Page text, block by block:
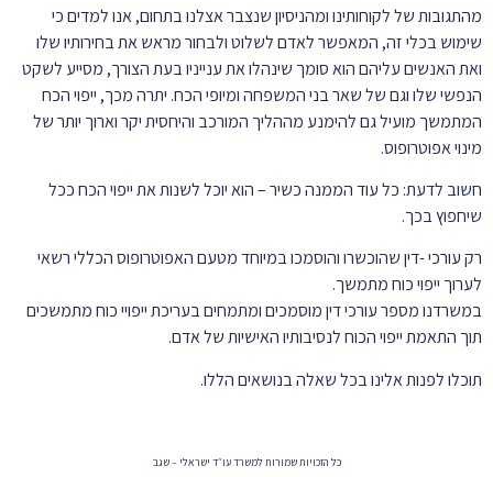
מהתגובות של לקוחותינו ומהניסיון שנצבר אצלנו בתחום, אנו למדים כי
שימוש בכלי זה, המאפשר לאדם לשלוט ולבחור מראש את בחירותיו שלו
ואת האנשים עליהם הוא סומך שינהלו את ענייניו בעת הצורך, מסייע לשקט
הנפשי שלו וגם של שאר בני המשפחה ומיופי הכח. יתרה מכך, ייפוי הכח
המתמשך מועיל גם להימנע מההליך המורכב והיחסית יקר וארוך יותר של
מינוי אפוטרופוס.
חשוב לדעת: כל עוד הממנה כשיר – הוא יוכל לשנות את ייפוי הכח ככל
שיחפוץ בכך.
רק עורכי -דין שהוכשרו והוסמכו במיוחד מטעם האפוטרופוס הכללי רשאי
לערוך ייפוי כוח מתמשך.
​במשרדנו מספר עורכי דין מוסמכים ומתמחים בעריכת ייפויי כוח מתמשכים
תוך התאמת ייפוי הכוח לנסיבותיו האישיות של אדם.
תוכלו לפנות אלינו בכל שאלה בנושאים הללו.
כל הזכויות שמורות למשרד עו״ד ישראלי – שגב